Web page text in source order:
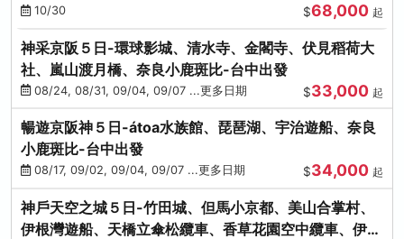
進免稅店)
10/30 $68,000 起
神采京阪５日-環球影城、清水寺、金閣寺、伏見稻荷大
社、嵐山渡月橋、奈良小鹿斑比-台中出發
08/24, 08/31, 09/04, 09/07 ...更多日期 $33,000 起
暢遊京阪神５日-átoa水族館、琵琶湖、宇治遊船、奈良
小鹿斑比-台中出發
08/17, 09/02, 09/04, 09/07 ...更多日期 $34,000 起
神戶天空之城５日-竹田城、但馬小京都、美山合掌村、
伊根灣遊船、天橋立傘松纜車、香草花園空中纜車、伊勢